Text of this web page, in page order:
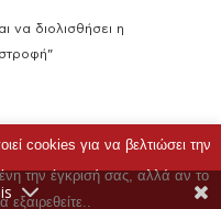
να διολισθήσει η
cookies για να βελτιώσει την
την έγκρισή σας, αλλά αν το
εξαιρεθείτε..